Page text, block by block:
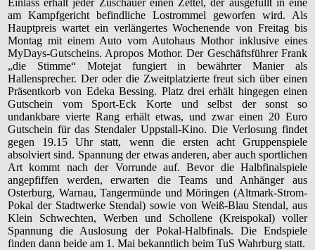
am Kampfgericht befindliche Lostrommel geworfen wird. Als
Hauptpreis wartet ein verlängertes Wochenende von Freitag bis
Montag mit einem Auto vom Autohaus Mothor inklusive eines
MyDays-Gutscheins. Apropos Mothor. Der Geschäftsführer Frank
„die Stimme“ Motejat fungiert in bewährter Manier als
Hallensprecher. Der oder die Zweitplatzierte freut sich über einen
Präsentkorb von Edeka Bessing. Platz drei erhält hingegen einen
Gutschein vom Sport-Eck Korte und selbst der sonst so
undankbare vierte Rang erhält etwas, und zwar einen 20 Euro
Gutschein für das Stendaler Uppstall-Kino. Die Verlosung findet
gegen 19.15 Uhr statt, wenn die ersten acht Gruppenspiele
absolviert sind. Spannung der etwas anderen, aber auch sportlichen
Art kommt nach der Vorrunde auf. Bevor die Halbfinalspiele
angepfiffen werden, erwarten die Teams und Anhänger aus
Osterburg, Warnau, Tangermünde und Möringen (Altmark-Strom-
Pokal der Stadtwerke Stendal) sowie von Weiß-Blau Stendal, aus
Klein Schwechten, Werben und Schollene (Kreispokal) voller
Spannung die Auslosung der Pokal-Halbfinals. Die Endspiele
finden dann beide am 1. Mai bekanntlich beim TuS Wahrburg statt.